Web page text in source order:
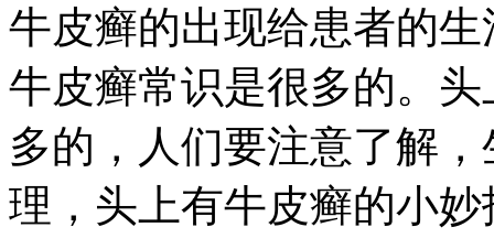
牛皮癣的出现给患者的
牛皮癣常识是很多的。
多的，人们要注意了解
理，头上有牛皮癣的小